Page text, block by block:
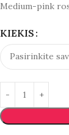
Medium-pink
KIEKIS